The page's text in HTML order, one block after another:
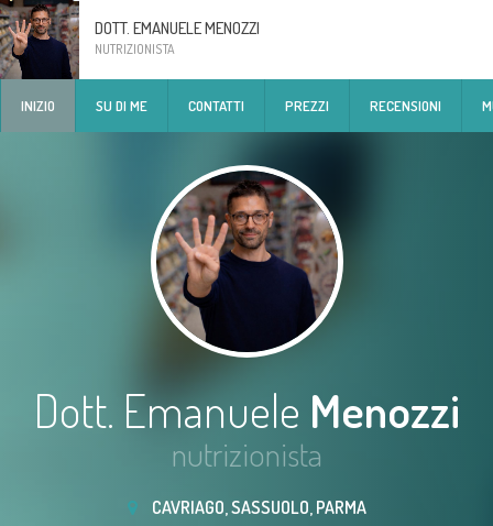
DOTT. EMANUELE MENOZZI
NUTRIZIONISTA
INIZIO SU DI ME CONTATTI PREZZI RECENSIONI
Dott. Emanuele Menozzi
nutrizionista
CAVRIAGO, SASSUOLO, PARMA